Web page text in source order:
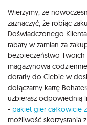
Wierzymy, że
zaznaczyć, że robiąc
Doświadczonego
rabaty w zamian za
bezpieczeństwo Twoich
magazynowa
dotarły do Ciebie w
dołączamy kartę
uzbierasz odpowiednią
- pakiet gier całkowicie
możliwość skorzystania